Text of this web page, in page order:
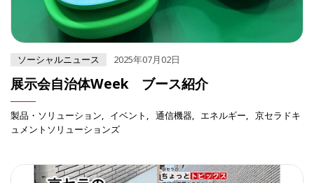
ソーシャルニュース 2025年07月02日
展示会自治体Week ブース紹介
製品・ソリューション イベント 通信機器 エネルギー
京セラドキ
ュメントソリューションズ